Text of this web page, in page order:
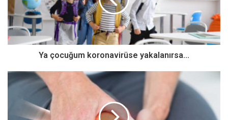
örnek olmalıyız. Çocuklara maskenin doğru şekilde nasıl
takılması ve çıkarılması gerektiği uygulamalı olarak
gösterilmeli ve evde birlikte alıştırma yapılmalı. Bilinçli
davranan bir ailenin bireyi olmak çocukları daha sorumlu
davranmaya yöneltecektir.
Zorlamak Doğru Değil
Bu dönem yetişkinler ve çocuklar için kendi içinde ayrı
Ya çocuğum koronavirüse yakalanırsa...